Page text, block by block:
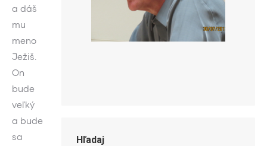
a dáš
mu
meno
Ježiš.
On
bude
veľký
a bude
sa
Hľadaj